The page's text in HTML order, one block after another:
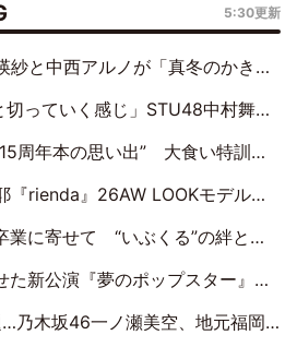
5:30更新
氷」騒動で火花散らす！ 因縁の裏にあるのは、逆境をともに“凌”ぐ似た者同士の絆
く感じ」STU48中村舞、新しい挑戦は自らの手で
大食い特訓・守護霊企画・制服グラビア…盛りだくさんの裏話
rienda』26AW LOOKモデルに就任
て “いぶくる”の絆と後輩・龍頭綺音の決意
夢のポップスター』 初日から全身全霊のステージ
美空、地元福岡『めんべい25周年トップサポーター』に就任